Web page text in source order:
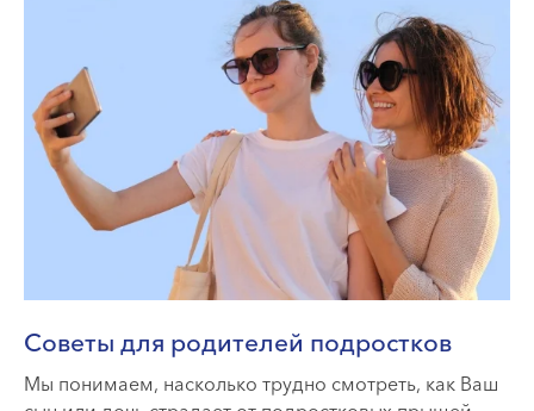
Советы для родителей подростков
Мы понимаем, насколько трудно смотреть, как Ваш